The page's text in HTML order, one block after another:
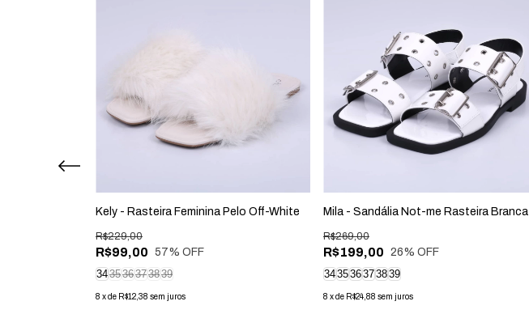
Kely - Rasteira Feminina Pelo Off-White
R$99,00
R$229,00
57% OFF
343536373839
8 xde R$12,38 sem juros
Mila - Sandália Not-me Rasteira Branca
R$199,00
R$269,00
26% OFF
343536373839
8 xde R$24,88 sem juros